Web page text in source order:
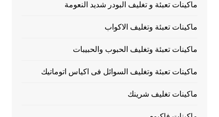
ماكينات تعبئة و تغليف البودر شديد النعومة
ماكينات تعبئة وتغليف الاكواب
ماكينات تعبئة وتغليف الحبوب والحبيبات
ماكينات تعبئة وتغليف السوائل فى اكياس اتوماتيك
ماكينات تغليف شرينك